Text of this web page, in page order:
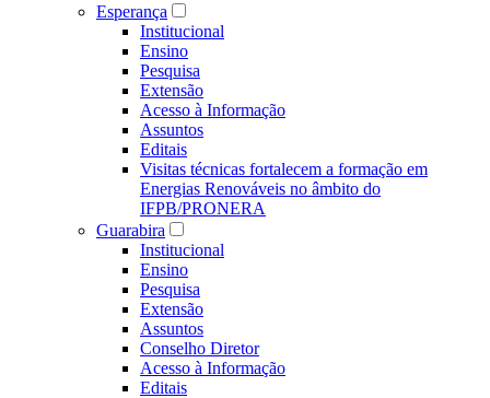
Esperança
Institucional
Ensino
Pesquisa
Extensão
Acesso à Informação
Assuntos
Editais
Visitas técnicas fortalecem a formação em
Energias Renováveis no âmbito do
IFPB/PRONERA
Guarabira
Institucional
Ensino
Pesquisa
Extensão
Assuntos
Conselho Diretor
Acesso à Informação
Editais